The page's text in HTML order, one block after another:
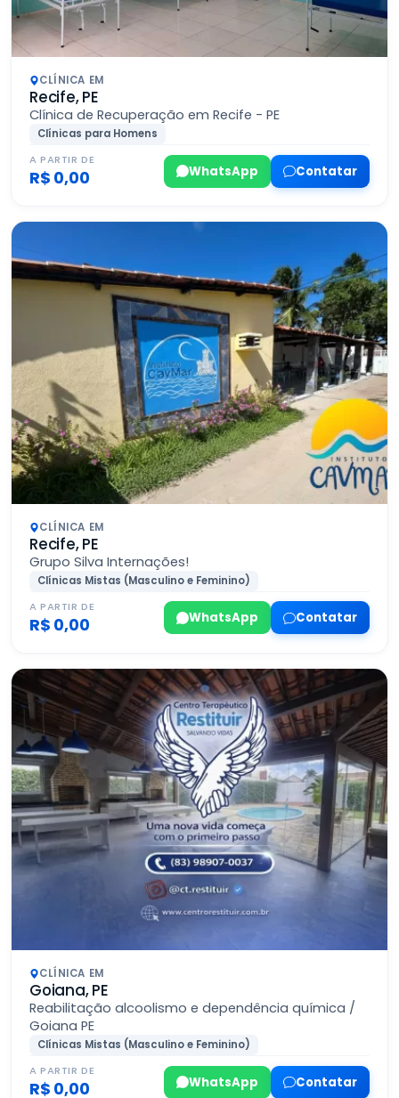
CLÍNICA EM
Recife, PE
Clínica de Recuperação em Recife - PE
Clínicas para Homens
A PARTIR DE
R$ 0,00 WhatsApp Contatar
CLÍNICA EM
Recife, PE
Grupo Silva Internações!
Clínicas Mistas (Masculino e Feminino)
A PARTIR DE
R$ 0,00 WhatsApp Contatar
CLÍNICA EM
Goiana, PE
Reabilitação alcoolismo e dependência química /
Goiana PE
Clínicas Mistas (Masculino e Feminino)
A PARTIR DE
R$ 0,00 WhatsApp Contatar